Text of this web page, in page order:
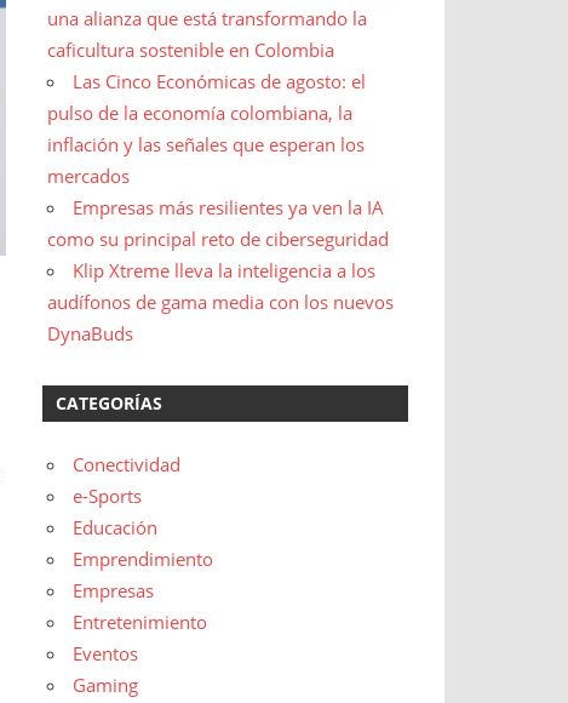
una alianza que está transformando la
caficultura sostenible en Colombia
Las Cinco Económicas de agosto: el
pulso de la economía colombiana, la
inflación y las señales que esperan los
mercados
Empresas más resilientes ya ven la IA
como su principal reto de ciberseguridad
Klip Xtreme lleva la inteligencia a los
audífonos de gama media con los nuevos
DynaBuds
CATEGORÍAS
Conectividad
e-Sports
Educación
Emprendimiento
Empresas
Entretenimiento
Eventos
Gaming